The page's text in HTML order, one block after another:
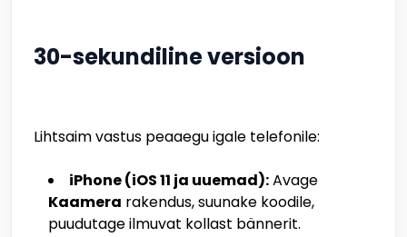
30-sekundiline versioon
Lihtsaim vastus peaaegu igale telefonile:
iPhone (iOS 11 ja uuemad):Avage
Kaamera rakendus, suunake koodile,
puudutage ilmuvat kollast bännerit.